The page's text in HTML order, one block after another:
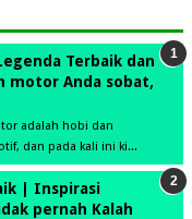
Terbaik dan
motor Anda sobat,
adalah hobi dan
dan pada kali ini ki...
| Inspirasi
pernah Kalah